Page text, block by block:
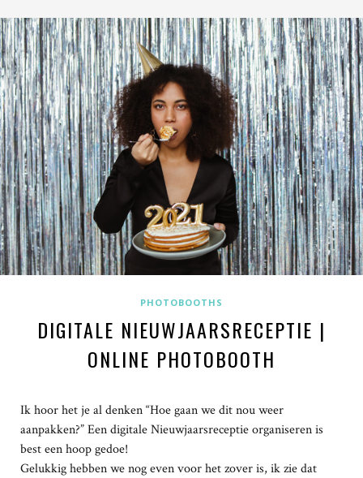
PHOTOBOOTHS
DIGITALE NIEUWJAARSRECEPTIE |
ONLINE PHOTOBOOTH
Ik hoor het je al denken “Hoe gaan we dit nou weer
aanpakken?” Een digitale Nieuwjaarsreceptie organiseren is
best een hoop gedoe!
Gelukkig hebben we nog even voor het zover is, ik zie dat